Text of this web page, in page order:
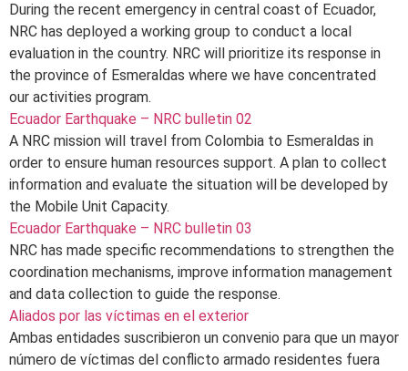
During the recent emergency in central coast of Ecuador,
NRC has deployed a working group to conduct a local
evaluation in the country. NRC will prioritize its response in
the province of Esmeraldas where we have concentrated
our activities program.
Ecuador Earthquake – NRC bulletin 02
A NRC mission will travel from Colombia to Esmeraldas in
order to ensure human resources support. A plan to collect
information and evaluate the situation will be developed by
the Mobile Unit Capacity.
Ecuador Earthquake – NRC bulletin 03
NRC has made specific recommendations to strengthen the
coordination mechanisms, improve information management
and data collection to guide the response.
Aliados por las víctimas en el exterior
Ambas entidades suscribieron un convenio para que un mayor
número de víctimas del conflicto armado residentes fuera